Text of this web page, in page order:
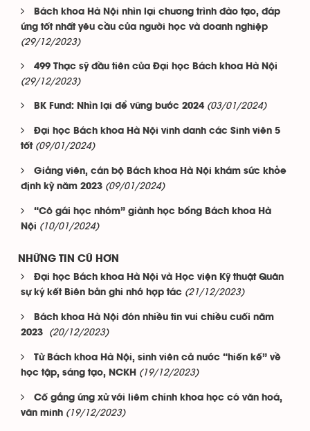
Bách khoa Hà Nội nhìn lại chương trình đào tạo, đáp
ứng tốt nhất yêu cầu của người học và doanh nghiệp
(29/12/2023)
499 Thạc sỹ đầu tiên của Đại học Bách khoa Hà Nội
(29/12/2023)
BK Fund: Nhìn lại để vững bước 2024 (03/01/2024)
Đại học Bách khoa Hà Nội vinh danh các Sinh viên 5
tốt (09/01/2024)
Giảng viên, cán bộ Bách khoa Hà Nội khám sức khỏe
định kỳ năm 2023 (09/01/2024)
“Cô gái học nhóm” giành học bổng Bách khoa Hà
Nội (10/01/2024)
NHỮNG TIN CŨ HƠN
Đại học Bách khoa Hà Nội và Học viện Kỹ thuật Quân
sự ký kết Biên bản ghi nhớ hợp tác (21/12/2023)
Bách khoa Hà Nội đón nhiều tin vui chiều cuối năm
2023
(20/12/2023)
Từ Bách khoa Hà Nội, sinh viên cả nước “hiến kế” về
học tập, sáng tạo, NCKH
(19/12/2023)
Cố gắng ứng xử với liêm chính khoa học có văn hoá,
văn minh (19/12/2023)